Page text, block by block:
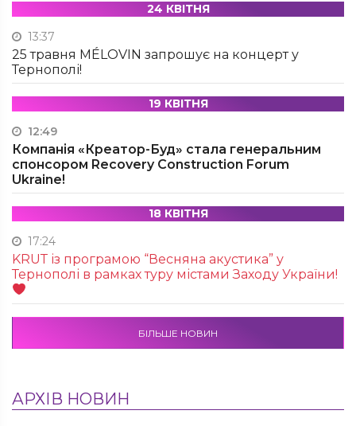
24 КВІТНЯ
13:37
25 травня MÉLOVIN запрошує на концерт у
Тернополі!
19 КВІТНЯ
12:49
Компанія «Креатор-Буд» стала генеральним
спонсором Recovery Construction Forum
Ukraine!
18 КВІТНЯ
17:24
KRUТ із програмою “Весняна акустика” у
Тернополі в рамках туру містами Заходу України!
БІЛЬШЕ НОВИН
АРХІВ НОВИН